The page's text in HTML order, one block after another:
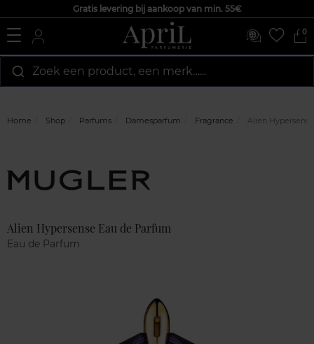
Gratis levering bij aankoop van min. 55€
0
Zoek een product, een merk…...
Home Shop Parfums Damesparfum Fragrance Alien
Alien Hypersense Eau de Parfum
Eau de Parfum